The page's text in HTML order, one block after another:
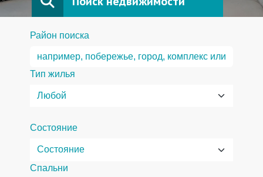
Район поиска
Тип жилья
Состояние
Спальни